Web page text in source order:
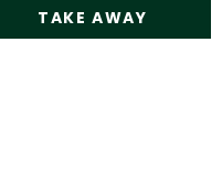
TAKE AWAY